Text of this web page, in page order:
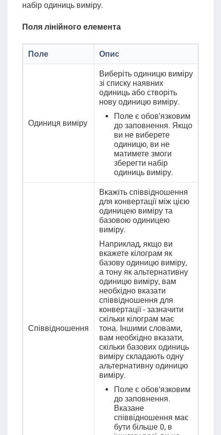
набір одиниць виміру.
Поля лінійного елемента
Поле Опис
Одиниця виміру
Виберіть одиницю виміру
зі списку наявних
одиниць або створіть
нову одиницю виміру.
Поле є обов'язковим
до заповнення. Якщо
ви не виберете
одиницю, ви не
матимете змоги
зберегти набір
одиниць виміру.
Співвідношення
Вкажіть співвідношення
для конвертації між цією
одиницею виміру та
базовою одиницею
виміру.
Наприклад, якщо ви
вкажете кілограм як
базову одиницю виміру,
а тону як альтернативну
одиницю виміру, вам
необхідно вказати
співвідношення для
конвертації - зазначити
скільки кілограм має
тона. Іншими словами,
вам необхідно вказати,
скільки базових одиниць
виміру складають одну
альтернативну одиницю
виміру.
Поле є обов'язковим
до заповнення.
Вказане
співвідношення має
бути більше 0, в